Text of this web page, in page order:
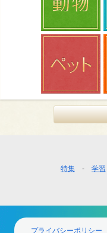
ー
ナ
特集 学習
プライバシーポリシー